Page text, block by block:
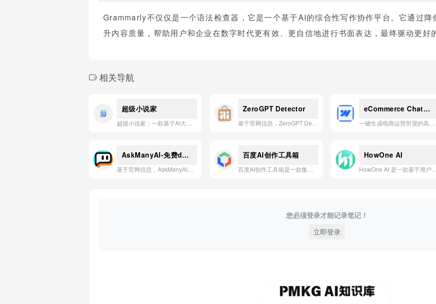
Grammarly不仅仅是一个语法检查器，它是一个基于AI的综合性写作协作平台。它通过
升内容质量，帮助用户和企业在数字时代更有效、更自信地进行书面表达，最终驱动更好
相关导航
超级小说家 ZeroGPT Detector eCommerce ChatGPT Prompts
AskManyAI-免费deepseek 百度AI创作工具箱 HowOne AI
您必须登录才能记录笔记！
立即登录